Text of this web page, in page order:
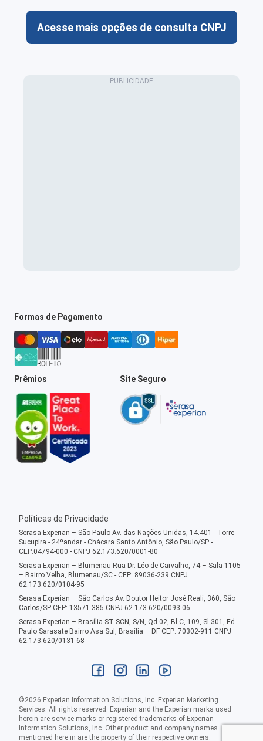
Acesse mais opções de consulta CNPJ
Formas de Pagamento
Prêmios Site Seguro
Políticas de Privacidade
Serasa Experian – São Paulo Av. das Nações Unidas, 14.401 - Torre
Sucupira - 24ºandar - Chácara Santo Antônio, São Paulo/SP -
CEP:04794-000 - CNPJ 62.173.620/0001-80
Serasa Experian – Blumenau Rua Dr. Léo de Carvalho, 74 – Sala 1105
– Bairro Velha, Blumenau/SC - CEP: 89036-239 CNPJ
62.173.620/0104-95
Serasa Experian – São Carlos Av. Doutor Heitor José Reali, 360, São
Carlos/SP CEP: 13571-385 CNPJ 62.173.620/0093-06
Serasa Experian – Brasília ST SCN, S/N, Qd 02, Bl C, 109, Sl 301, Ed.
Paulo Sarasate Bairro Asa Sul, Brasília – DF CEP: 70302-911 CNPJ
62.173.620/0131-68
©2026 Experian Information Solutions, Inc. Experian Marketing
Services. All rights reserved. Experian and the Experian marks used
herein are service marks or registered trademarks of Experian
Information Solutions, Inc. Other product and company names
mentioned here in are the property of their respective owners.